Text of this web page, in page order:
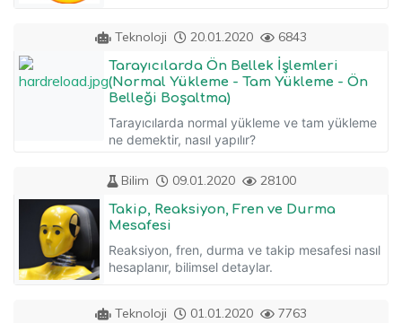
Teknoloji 20.01.2020 6843
Tarayıcılarda Ön Bellek İşlemleri
(Normal Yükleme - Tam Yükleme - Ön
Belleği Boşaltma)
Tarayıcılarda normal yükleme ve tam yükleme
ne demektir, nasıl yapılır?
Bilim 09.01.2020 28100
Takip, Reaksiyon, Fren ve Durma
Mesafesi
Reaksiyon, fren, durma ve takip mesafesi nasıl
hesaplanır, bilimsel detaylar.
Teknoloji 01.01.2020 7763